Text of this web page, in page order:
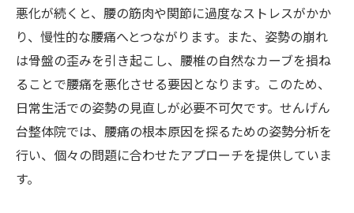
悪化が続くと、腰の筋肉や関節に過度なストレスがかか
り、慢性的な腰痛へとつながります。また、姿勢の崩れ
は骨盤の歪みを引き起こし、腰椎の自然なカーブを損ね
ることで腰痛を悪化させる要因となります。このため、
日常生活での姿勢の見直しが必要不可欠です。せんげん
台整体院では、腰痛の根本原因を探るための姿勢分析を
行い、個々の問題に合わせたアプローチを提供していま
す。